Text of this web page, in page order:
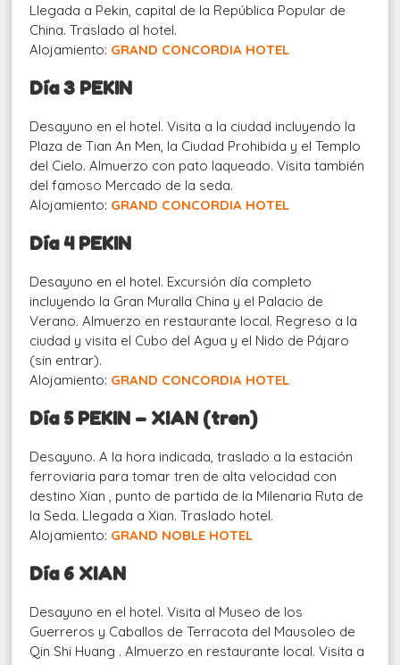
Llegada a Pekin, capital de la República Popular de
China. Traslado al hotel.
Alojamiento: GRAND CONCORDIA HOTEL
Día 3 PEKIN
Desayuno en el hotel. Visita a la ciudad incluyendo la
Plaza de Tian An Men, la Ciudad Prohibida y el Templo
del Cielo. Almuerzo con pato laqueado. Visita también
del famoso Mercado de la seda.
Alojamiento: GRAND CONCORDIA HOTEL
Día 4 PEKIN
Desayuno en el hotel. Excursión día completo
incluyendo la Gran Muralla China y el Palacio de
Verano. Almuerzo en restaurante local. Regreso a la
ciudad y visita el Cubo del Agua y el Nido de Pájaro
(sin entrar).
Alojamiento: GRAND CONCORDIA HOTEL
Día 5 PEKIN – XIAN (tren)
Desayuno. A la hora indicada, traslado a la estación
ferroviaria para tomar tren de alta velocidad con
destino Xian , punto de partida de la Milenaria Ruta de
la Seda. Llegada a Xian. Traslado hotel.
Alojamiento: GRAND NOBLE HOTEL
Día 6 XIAN
Desayuno en el hotel. Visita al Museo de los
Guerreros y Caballos de Terracota del Mausoleo de
Qin Shi Huang . Almuerzo en restaurante local. Visita a